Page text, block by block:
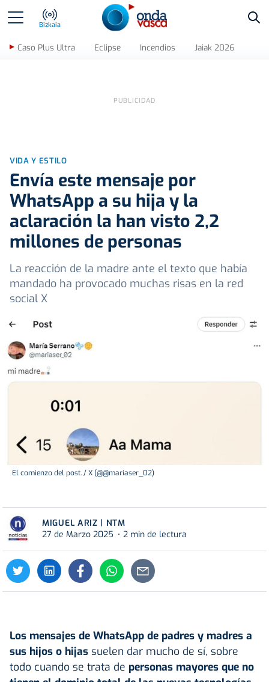
Bizkaia
Caso Plus Ultra Eclipse Incendios Jaiak 2026
VIDA Y ESTILO
Envía este mensaje por
WhatsApp a su hija y la
aclaración la han visto 2,2
millones de personas
La reacción de la madre ante el texto que había
mandado ha provocado muchas risas en la red
social X
El comienzo del post. / X (@@mariaser_02)
MIGUEL ARIZ | NTM
27 de Marzo 2025
2 min de lectura
Los mensajes de WhatsApp de padres y madres a
sus hijos o hijas suelen dar mucho de sí, sobre
todo cuando se trata de personas mayores que no